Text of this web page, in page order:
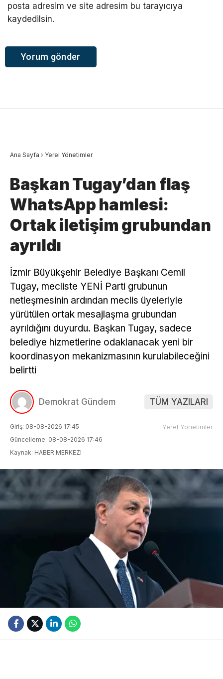
posta adresim ve site adresim bu tarayıcıya
kaydedilsin.
Ana Sayfa › Yerel Yönetimler
Başkan Tugay’dan flaş
WhatsApp hamlesi:
Ortak iletişim grubundan
ayrıldı
İzmir Büyükşehir Belediye Başkanı Cemil
Tugay, mecliste YENİ Parti grubunun
netleşmesinin ardından meclis üyeleriyle
yürütülen ortak mesajlaşma grubundan
ayrıldığını duyurdu. Başkan Tugay, sadece
belediye hizmetlerine odaklanacak yeni bir
koordinasyon mekanizmasının kurulabileceğini
belirtti
Demokrat Gündem TÜM YAZILARI
Giriş: 08-08-2026 17:45
Güncelleme: 08-08-2026 17:46
Kaynak: HABER MERKEZI
Yerel Yönetimler